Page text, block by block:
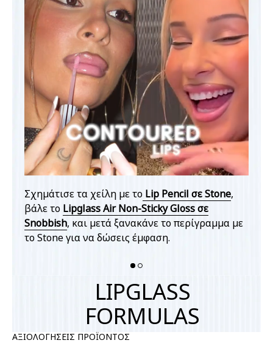
Σχημάτισε τα χείλη με το Lip Pencil σε Stone,
βάλε το Lipglass Air Non-Sticky Gloss σε
Snobbish, και μετά ξανακάνε το περίγραμμα με
το Stone για να δώσεις έμφαση.
LIPGLASS
FORMULAS
ΑΞΙΟΛΟΓΗΣΕΙΣ ΠΡΟΪΟΝΤΟΣ